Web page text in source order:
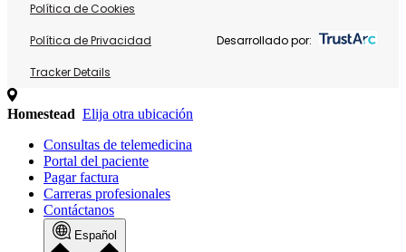
Política de Cookies
Política de Privacidad
Tracker Details
Desarrollado por:
Homestead Elija otra ubicación
Consultas de telemedicina
Portal del paciente
Pagar factura
Carreras profesionales
Contáctanos
Español